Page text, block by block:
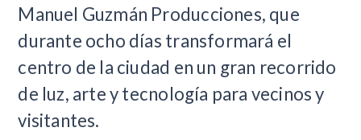
Manuel Guzmán Producciones, que
durante ocho días transformará el
centro de la ciudad en un gran recorrido
de luz, arte y tecnología para vecinos y
visitantes.